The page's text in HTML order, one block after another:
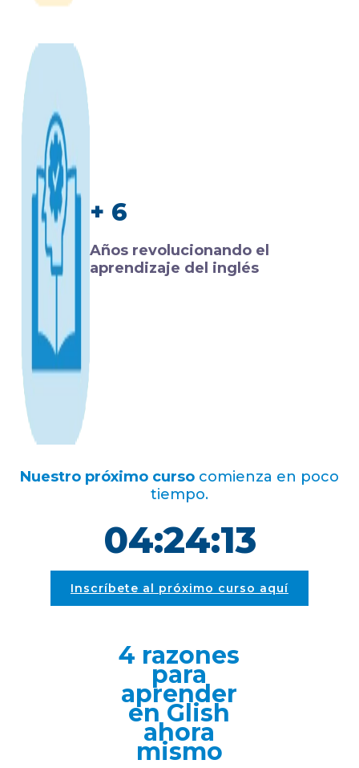
+ 6
Años revolucionando el
aprendizaje del inglés
Nuestro próximo curso comienza en poco
tiempo.
04:24:12
Inscríbete al próximo curso aquí
4 razones
para
aprender
en Glish
ahora
mismo